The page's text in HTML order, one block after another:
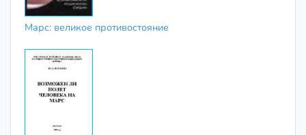
Марс: великое противостояние